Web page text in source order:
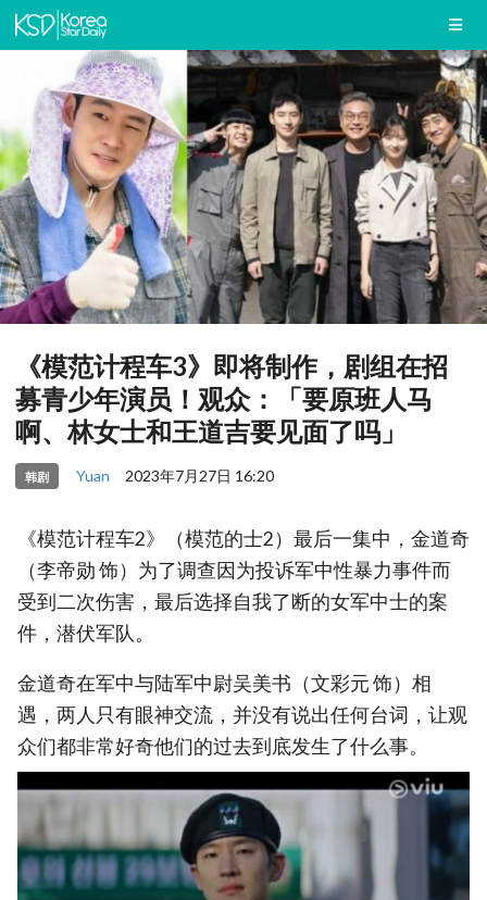
《模范计程车3》即将制作，剧组在招
募青少年演员！观众：「要原班人马
啊、林女士和王道吉要见面了吗」
韩剧 Yuan 2023年7月27日 16:20
《模范计程车2》（模范的士2）最后一集中，金道奇
（李帝勋 饰）为了调查因为投诉军中性暴力事件而
受到二次伤害，最后选择自我了断的女军中士的案
件，潜伏军队。
金道奇在军中与陆军中尉吴美书（文彩元 饰）相
遇，两人只有眼神交流，并没有说出任何台词，让观
众们都非常好奇他们的过去到底发生了什么事。